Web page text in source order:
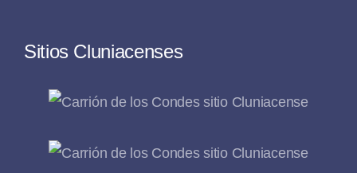
Sitios Cluniacenses